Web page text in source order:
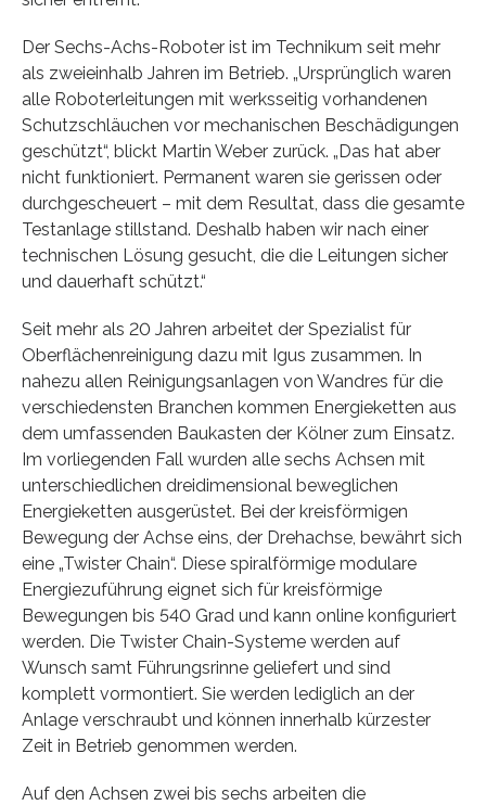
Der Sechs-Achs-Roboter ist im Technikum seit mehr
als zweieinhalb Jahren im Betrieb. „Ursprünglich waren
alle Roboterleitungen mit werksseitig vorhandenen
Schutzschläuchen vor mechanischen Beschädigungen
geschützt“, blickt Martin Weber zurück. „Das hat aber
nicht funktioniert. Permanent waren sie gerissen oder
durchgescheuert – mit dem Resultat, dass die gesamte
Testanlage stillstand. Deshalb haben wir nach einer
technischen Lösung gesucht, die die Leitungen sicher
und dauerhaft schützt.“
Seit mehr als 20 Jahren arbeitet der Spezialist für
Oberflächenreinigung dazu mit Igus zusammen. In
nahezu allen Reinigungsanlagen von Wandres für die
verschiedensten Branchen kommen Energieketten aus
dem umfassenden Baukasten der Kölner zum Einsatz.
Im vorliegenden Fall wurden alle sechs Achsen mit
unterschiedlichen dreidimensional beweglichen
Energieketten ausgerüstet. Bei der kreisförmigen
Bewegung der Achse eins, der Drehachse, bewährt sich
eine „Twister Chain“. Diese spiralförmige modulare
Energiezuführung eignet sich für kreisförmige
Bewegungen bis 540 Grad und kann online konfiguriert
werden. Die Twister Chain-Systeme werden auf
Wunsch samt Führungsrinne geliefert und sind
komplett vormontiert. Sie werden lediglich an der
Anlage verschraubt und können innerhalb kürzester
Zeit in Betrieb genommen werden.
Auf den Achsen zwei bis sechs arbeiten die